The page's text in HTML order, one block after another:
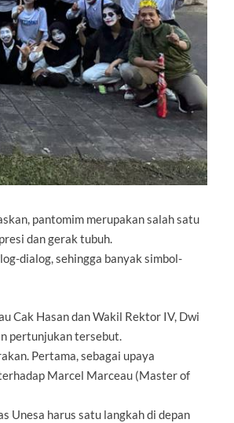
pantomim merupakan salah satu
dan gerak tubuh.
dialog, sehingga banyak simbol-
Cak Hasan dan Wakil Rektor IV, Dwi
pertunjukan tersebut.
Pertama, sebagai upaya
Marcel Marceau (Master of
Unesa harus satu langkah di depan